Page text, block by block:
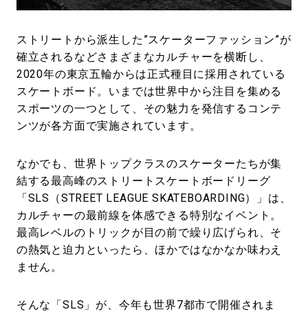
#SPORTS #HANDSOME HANDBOOK
ストリートから派生した”スケーターファッション”が
確立されるなどさまざまなカルチャーを横断し、
2020年の東京五輪からは正式種目に採用されている
スケートボード。いまでは世界中から注目を集める
スポーツの一つとして、その魅力を発信するコンテ
ンツが各方面で実施されています。
なかでも、世界トップクラスのスケーターたちが集
結する最高峰のストリートスケートボードリーグ
「SLS（STREET LEAGUE SKATEBOARDING）」は、
カルチャーの最前線を体感できる特別なイベント。
最高レベルのトリックが目の前で繰り広げられ、そ
の熱気と迫力といったら、ほかではなかなか味わえ
ません。
そんな「SLS」が、今年も世界7都市で開催されま